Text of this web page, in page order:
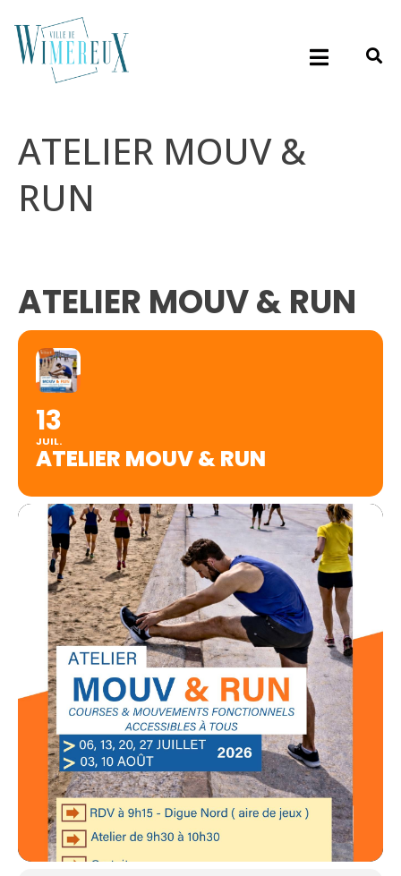
ATELIER MOUV &
RUN
ATELIER MOUV & RUN
13
JUIL.
ATELIER MOUV & RUN